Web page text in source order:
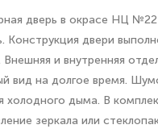
дверь в окрасе НЦ №22
Конструкция двери
Внешняя и внутренняя
вид на долгое время.
холодного дыма. В
зеркала или